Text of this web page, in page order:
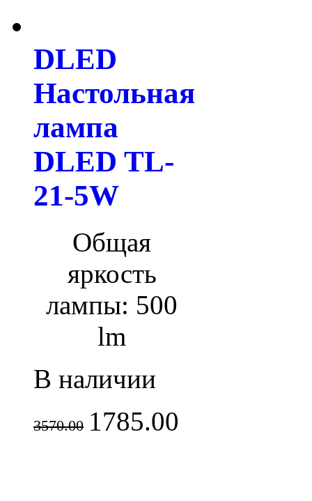
DLED
Настольная
лампа
DLED TL-
21-5W
Общая
яркость
лампы: 500
lm
В наличии
3570.00 1785.00